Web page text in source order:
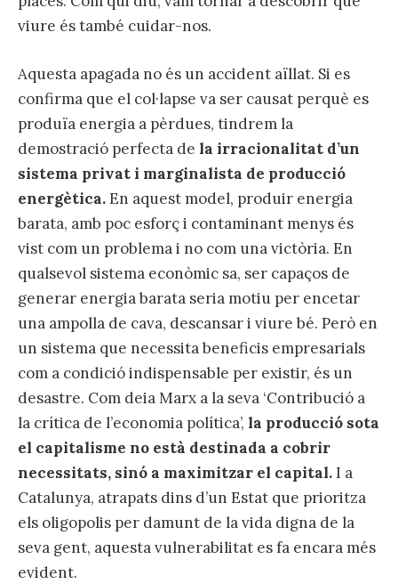
viure és també cuidar-nos.
Aquesta apagada no és un accident aïllat. Si es
confirma que el col·lapse va ser causat perquè es
produïa energia a pèrdues, tindrem la
demostració perfecta de la irracionalitat d’un
sistema privat i marginalista de producció
energètica.En aquest model, produir energia
barata, amb poc esforç i contaminant menys és
vist com un problema i no com una victòria. En
qualsevol sistema econòmic sa, ser capaços de
generar energia barata seria motiu per encetar
una ampolla de cava, descansar i viure bé. Però en
un sistema que necessita beneficis empresarials
com a condició indispensable per existir, és un
desastre. Com deia Marx a la seva ‘Contribució a
la crítica de l’economia política’, la producció sota
el capitalisme no està destinada a cobrir
necessitats, sinó a maximitzar el capital.I a
Catalunya, atrapats dins d’un Estat que prioritza
els oligopolis per damunt de la vida digna de la
seva gent, aquesta vulnerabilitat es fa encara més
evident.